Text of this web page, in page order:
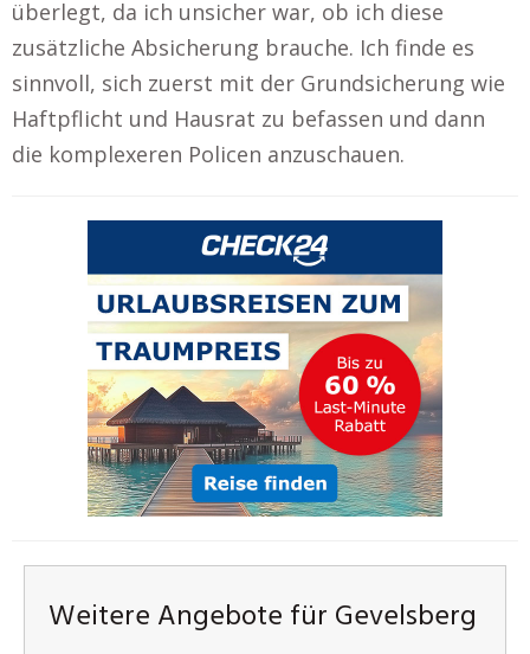
überlegt, da ich unsicher war, ob ich diese
zusätzliche Absicherung brauche. Ich finde es
sinnvoll, sich zuerst mit der Grundsicherung wie
Haftpflicht und Hausrat zu befassen und dann
die komplexeren Policen anzuschauen.
Weitere Angebote für Gevelsberg